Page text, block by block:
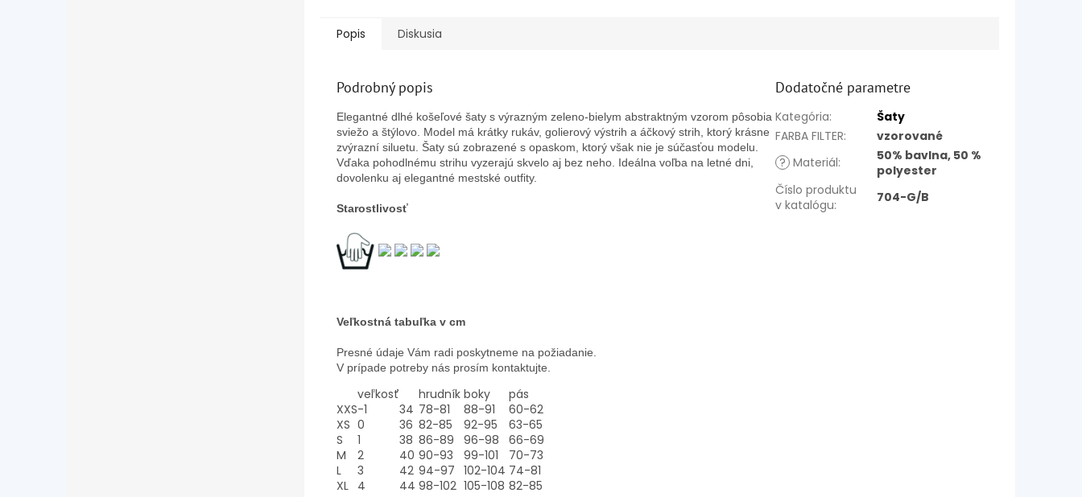
Popis Diskusia
Podrobný popis
Elegantné dlhé košeľové šaty s výrazným zeleno-bielym abstraktným vzorom pôsobia
sviežo a štýlovo. Model má krátky rukáv, golierový výstrih a áčkový strih, ktorý krásne
zvýrazní siluetu. Šaty sú zobrazené s opaskom, ktorý však nie je súčasťou modelu.
Vďaka pohodlnému strihu vyzerajú skvelo aj bez neho. Ideálna voľba na letné dni,
dovolenku aj elegantné mestské outfity.
Starostlivosť
Veľkostná tabuľka v cm
Presné údaje Vám radi poskytneme na požiadanie.
V prípade potreby nás prosím kontaktujte.
veľkosť hrudník boky
pás
XXS-1 34 78-81 88-91
60-62
XS 0 36 82-85 92-95
63-65
S
1 38 86-89 96-98
66-69
M
2 40 90-93 99-101
70-73
L
3 42 94-97 102-104 74-81
XL 4 44 98-102 105-108 82-85
Dodatočné parametre
Kategória:
Šaty
FARBA FILTER:
vzorované
? Materiál:
50% bavlna, 50 %
polyester
Číslo produktu
v katalógu: 704-G/B